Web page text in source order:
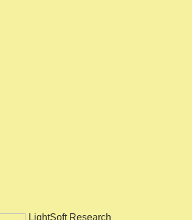
LightSoft Research